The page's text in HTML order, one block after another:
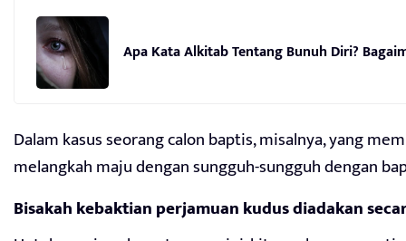
Apa Kata Alkitab Tentang Bunuh Diri?
Dalam kasus seorang calon baptis, misalnya, yang
melangkah maju dengan sungguh-sungguh dengan
Bisakah kebaktian perjamuan kudus diadakan